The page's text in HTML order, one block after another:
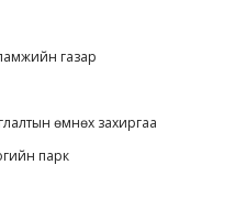
газар
өмнөх захиргаа
парк